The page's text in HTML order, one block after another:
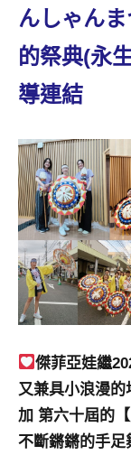
號
目
底、
景
節
目
主
持、
吳
哥
窟
泰
旅
遊
書
作
者、
んしゃん
的祭典(永
導連結
傑菲亞娃繼
又兼具小浪漫的
加 第六十屆的
不斷鏘鏘的手足